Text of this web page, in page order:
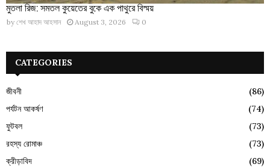
মুতলা রিজ: সমতল কুয়েতের বুকে এক পাথুরে বিস্ময়
by শেখ আহাদ আহসান August 3, 2026 0
CATEGORIES
জীবনী
(86)
পর্যটন আকর্ষণ
(74)
ফুটবল
(73)
রহস্য রোমাঞ্চ
(73)
ক্রীড়াবিদ
(69)